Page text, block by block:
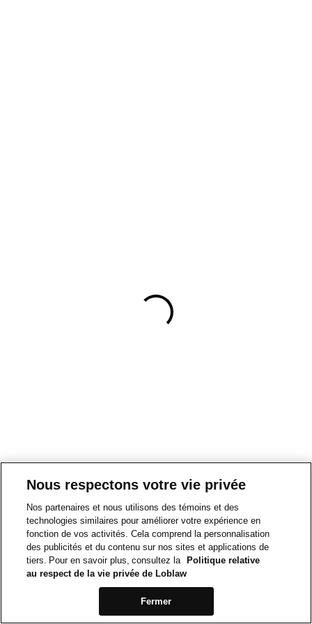
Nous respectons votre vie privée
Nos partenaires et nous utilisons des témoins et des
technologies similaires pour améliorer votre expérience en
fonction de vos activités. Cela comprend la personnalisation
des publicités et du contenu sur nos sites et applications de
tiers. Pour en savoir plus, consultez la
Politique relative
au respect de la vie privée de Loblaw
Fermer